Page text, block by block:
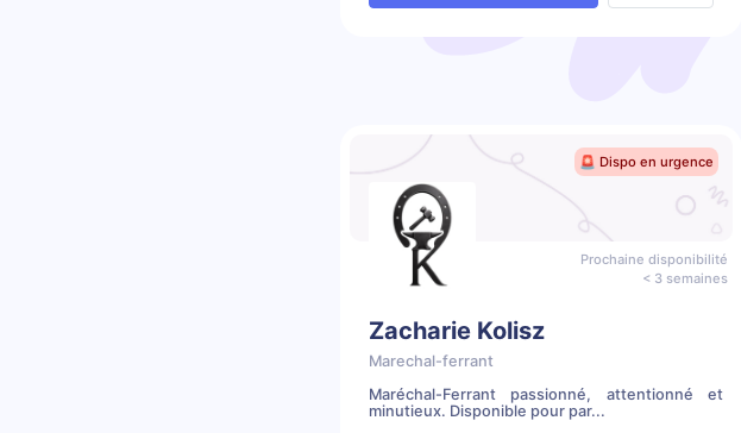
🚨 Dispo en urgence
Prochaine disponibilité
< 3 semaines
Zacharie Kolisz
Marechal-ferrant
Maréchal-Ferrant passionné, attentionné et
minutieux. Disponible pour par...